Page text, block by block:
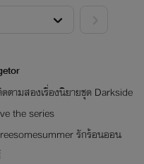
ตามสองเรื่องนิยายชุด Darkside
the series
รักร้อนออน